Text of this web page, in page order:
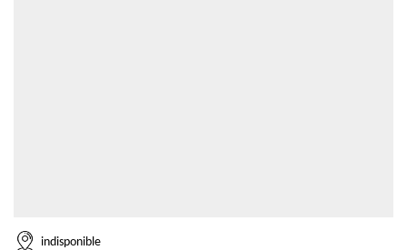
indisponible